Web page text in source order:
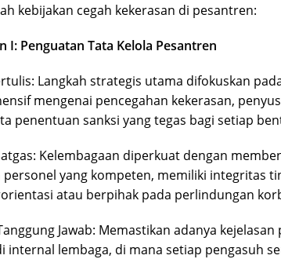
kebijakan cegah kekerasan di pesantren:
I: Penguatan Tata Kelola Pesantren
Langkah strategis utama difokuskan
mengenai pencegahan kekerasan,
penentuan sanksi yang tegas bagi setiap
Kelembagaan diperkuat dengan
personel yang kompeten, memiliki integritas
atau berpihak pada perlindungan
Jawab: Memastikan adanya
internal lembaga, di mana setiap pengasuh